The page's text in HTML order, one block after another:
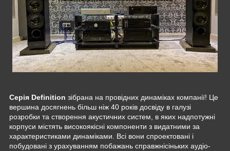
Серія Definition зібрана на провідних динаміках компанії! Це
вершина досягнень більш ніж 40 років досвіду в галузі
розробки та створення акустичних систем, в яких надпотужні
корпуси містять високоякісні компоненти з видатними за
характеристиками динаміками. Всі вони спроектовані і
побудовані з урахуванням побажань справжнісіньких аудіо-